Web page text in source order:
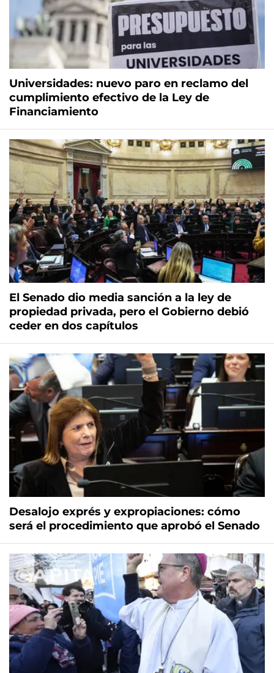
Universidades: nuevo paro en reclamo del
cumplimiento efectivo de la Ley de
Financiamiento
El Senado dio media sanción a la ley de
propiedad privada, pero el Gobierno debió
ceder en dos capítulos
Desalojo exprés y expropiaciones: cómo
será el procedimiento que aprobó el Senado